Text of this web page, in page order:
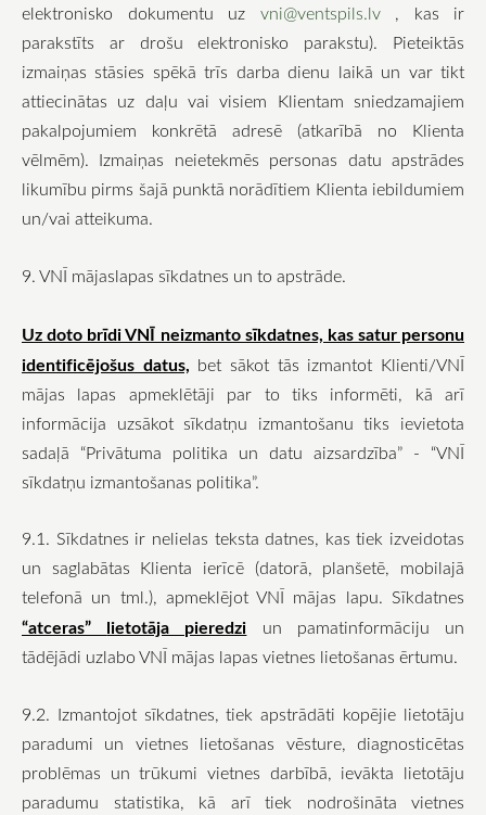
elektronisko dokumentu uz vni@ventspils.lv, kas ir
parakstīts ar drošu elektronisko parakstu). Pieteiktās
izmaiņas stāsies spēkā trīs darba dienu laikā un var tikt
attiecinātas uz daļu vai visiem Klientam sniedzamajiem
pakalpojumiem konkrētā adresē (atkarībā no Klienta
vēlmēm). Izmaiņas neietekmēs personas datu apstrādes
likumību pirms šajā punktā norādītiem Klienta iebildumiem
un/vai atteikuma.
9. VNĪ mājaslapas sīkdatnes un to apstrāde.
Uz doto brīdi VNĪ neizmanto sīkdatnes, kas satur personu
identificējošus datus, bet sākot tās izmantot Klienti/VNĪ
mājas lapas apmeklētāji par to tiks informēti, kā arī
informācija uzsākot sīkdatņu izmantošanu tiks ievietota
sadaļā “Privātuma politika un datu aizsardzība” - “VNĪ
sīkdatņu izmantošanas politika”.
9.1. Sīkdatnes ir nelielas teksta datnes, kas tiek izveidotas
un saglabātas Klienta ierīcē (datorā, planšetē, mobilajā
telefonā un tml.), apmeklējot VNĪ mājas lapu. Sīkdatnes
“atceras” lietotāja pieredzi un pamatinformāciju un
tādējādi uzlabo VNĪ mājas lapas vietnes lietošanas ērtumu.
9.2. Izmantojot sīkdatnes, tiek apstrādāti kopējie lietotāju
paradumi un vietnes lietošanas vēsture, diagnosticētas
problēmas un trūkumi vietnes darbībā, ievākta lietotāju
paradumu statistika, kā arī tiek nodrošināta vietnes